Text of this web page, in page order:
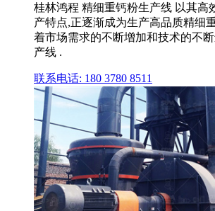
桂林鸿程 精细重钙粉生产线 以其高
产特点,正逐渐成为生产高品质精细
着市场需求的不断增加和技术的不
产线 .
联系电话: 180 3780 8511